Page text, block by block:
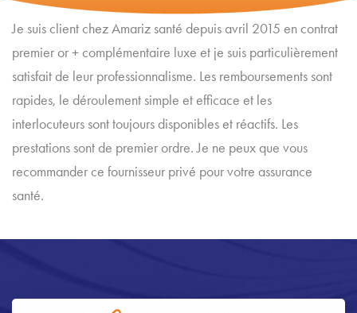
Je suis client chez Amariz santé depuis avril 2015 en contrat
premier or + complémentaire luxe et je suis particulièrement
satisfait de leur professionnalisme. Les remboursements sont
rapides, le déroulement simple et efficace et les
interlocuteurs sont toujours disponibles et réactifs. Les
prestations sont de premier ordre. Je ne peux que vous
recommander ce fournisseur privé pour votre assurance
santé.